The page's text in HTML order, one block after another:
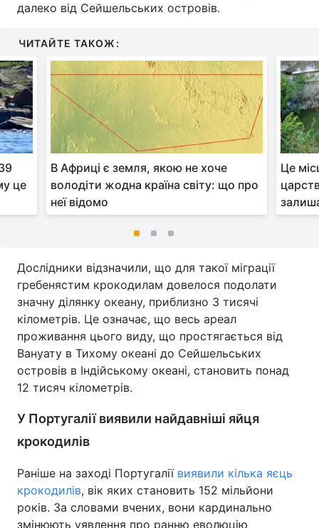
далеко від Сейшельських островів.
ЧИТАЙТЕ ТАКОЖ:
це
В Африці є земля, якою не хоче
володіти жодна країна світу: що про
неї відомо
Це
Дослідники відзначили, що для такої міграції
гребенястим крокодилам довелося подолати
значну ділянку океану, приблизно 3 тисячі
кілометрів. Це означає, що весь ареал
проживання цього виду, що простягається від
Вануату в Тихому океані до Сейшельських
островів в Індійському океані, становить понад
12 тисяч кілометрів.
У Португалії виявили найдавніші яйця
крокодилів
Раніше на заході Португалії виявили кілька яєць
крокодилів, вік яких становить 152 мільйони
років. За словами вчених, вони кардинально
змінюють уявлення про ранню еволюцію